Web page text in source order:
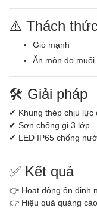
⚠️ Thách
Gió mạnh
Ăn mòn do muối
🛠️ Giải pháp
✔ Khung thép chịu lực
✔ Sơn chống gỉ 3 lớp
✔ LED IP65 chống
✅ Kết quả
👉 Hoạt động ổn định
👉 Hiệu quả quảng